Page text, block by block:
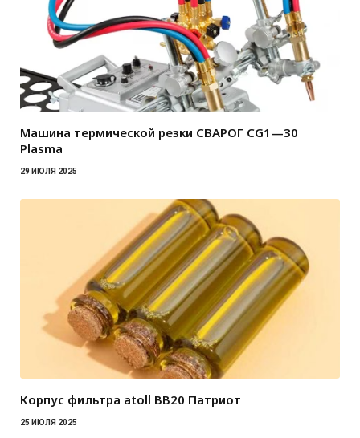
Машина термической резки СВАРОГ CG1—30
Plasma
29 ИЮЛЯ 2025
Корпус фильтра atoll BB20 Патриот
25 ИЮЛЯ 2025